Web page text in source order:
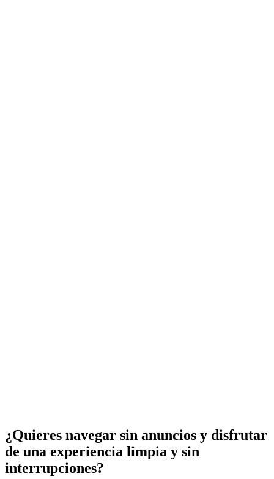
¿Quieres navegar sin anuncios y disfrutar
de una experiencia limpia y sin
interrupciones?